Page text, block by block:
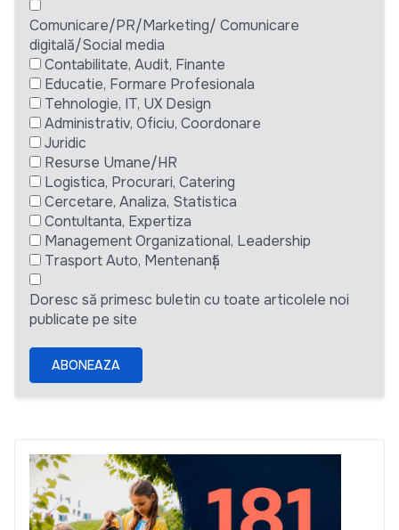
Comunicare/PR/Marketing/ Comunicare
digitală/Social media
Contabilitate, Audit, Finante
Educatie, Formare Profesionala
Tehnologie, IT, UX Design
Administrativ, Oficiu, Coordonare
Juridic
Resurse Umane/HR
Logistica, Procurari, Catering
Cercetare, Analiza, Statistica
Contultanta, Expertiza
Management Organizational, Leadership
Trasport Auto, Mentenanță
Doresc să primesc buletin cu toate articolele noi
publicate pe site
ABONEAZA